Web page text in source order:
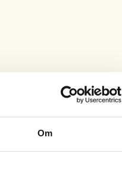
Om
Kontaktperson
https://90721373